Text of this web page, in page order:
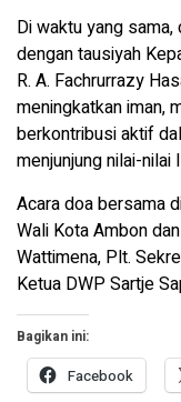
Di waktu yang
dengan tausiyah
R. A. Fachrurrazy
meningkatkan iman,
berkontribusi aktif
menjunjung nilai-nilai
Acara doa bersama
Wali Kota Ambon
Wattimena, Plt.
Ketua DWP Sartje
Bagikan ini:
Facebook